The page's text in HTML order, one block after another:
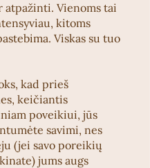
atpažinti. Vienoms tai
kitoms
Viskas su tuo
kad prieš
keičiantis
poveikiui, jūs
savimi, nes
(jei savo poreikių
jums augs